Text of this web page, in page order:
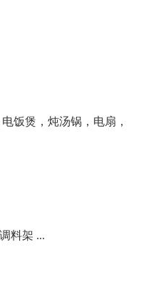
饭煲，炖汤锅，电扇，
料架 ...